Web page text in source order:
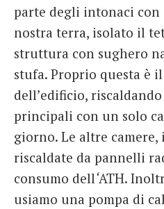
parte degli intonaci
nostra terra, isolato il
struttura con sughero
stufa. Proprio questa è
dell’edificio,
principali con un solo
giorno. Le altre camere,
riscaldate da pannelli
consumo dell‘ATH.
usiamo una pompa di